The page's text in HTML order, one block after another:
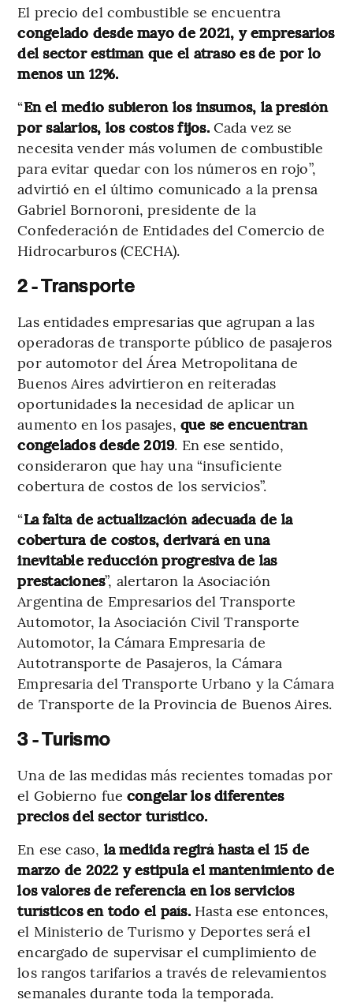
El precio del combustible se encuentra
congelado desde mayo de 2021, y empresarios
del sector estiman que el atraso es de por lo
menos un 12%.
“En el medio subieron los insumos, la presión
por salarios, los costos fijos.Cada vez se
necesita vender más volumen de combustible
para evitar quedar con los números en rojo”,
advirtió en el último comunicado a la prensa
Gabriel Bornoroni, presidente de la
Confederación de Entidades del Comercio de
Hidrocarburos (CECHA).
2 - Transporte
Las entidades empresarias que agrupan a las
operadoras de transporte público de pasajeros
por automotor del Área Metropolitana de
Buenos Aires advirtieron en reiteradas
oportunidades la necesidad de aplicar un
aumento en los pasajes, que se encuentran
congelados desde 2019. En ese sentido,
consideraron que hay una “insuficiente
cobertura de costos de los servicios”.
“La falta de actualización adecuada de la
cobertura de costos, derivará en una
inevitable reducción progresiva de las
prestaciones”, alertaron la Asociación
Argentina de Empresarios del Transporte
Automotor, la Asociación Civil Transporte
Automotor, la Cámara Empresaria de
Autotransporte de Pasajeros, la Cámara
Empresaria del Transporte Urbano y la Cámara
de Transporte de la Provincia de Buenos Aires.
3 - Turismo
Una de las medidas más recientes tomadas por
el Gobierno fue congelar los diferentes
precios del sector turístico.
En ese caso, la medida regirá hasta el 15 de
marzo de 2022 y estipula el mantenimiento de
los valores de referencia en los servicios
turísticos en todo el país. Hasta ese entonces,
el Ministerio de Turismo y Deportes será el
encargado de supervisar el cumplimiento de
los rangos tarifarios a través de relevamientos
semanales durante toda la temporada.